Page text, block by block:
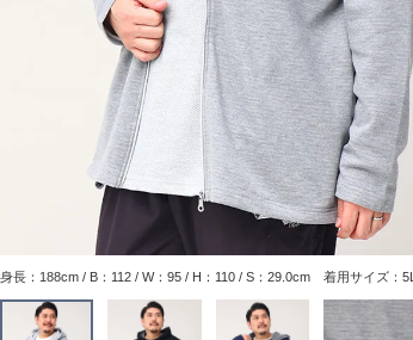
身長：188cm / B：112 / W：95 / H：110 / S：29.0cm 着用サイズ：5L